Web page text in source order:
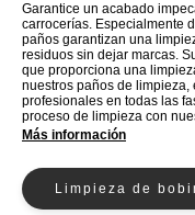
HERRAMIENTAS DE
EQUIPAMIENTO PARA
INSTALACIÓN DE
¿QUIÉNES SOMOS?
Adaptadores para
Filtros de cono
Espátulas, reglas y
Garantice un acabado
carrocerías. Especialmente
paños garantizan una
residuos sin dejar marcas.
que proporciona una
nuestros paños de
profesionales en todas las
proceso de limpieza con
Más información
Limpieza de